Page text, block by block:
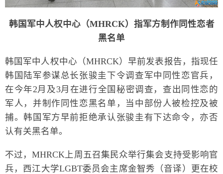
韩国军中人权中心（MHRCK）指军方制作同性恋者
黑名单
韩国军中人权中心（MHRCK）早前发表报告，指现任
韩国陆军参谋总长张骏圭下令调查军中同性恋官兵，
在今年2月及3月在进行全国秘密调查，查出同性恋的
军人，并制作同性恋黑名单，当中部份人被检控及被
捕。韩国军方早前拒绝承认张骏圭有下达命令，亦否
认有关黑名单。
不过，MHRCK上周五召集民众举行集会支持受影响官
兵，西江大学LGBT委员会主席金智秀（音译）更在校